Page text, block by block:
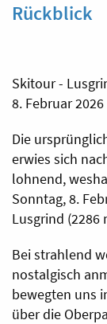
Rückblick
Skitour -
8. Februar 2026
Die
erwies sich
lohnend,
Sonntag, 8.
Lusgrind (2286
Bei strahlend
nostalgisch
bewegten uns
über die